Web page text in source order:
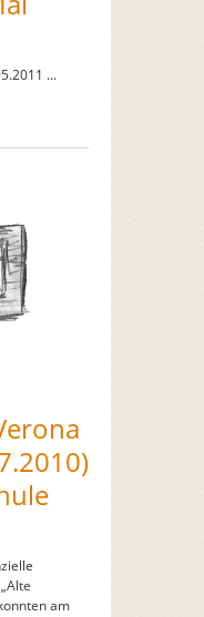
...
am